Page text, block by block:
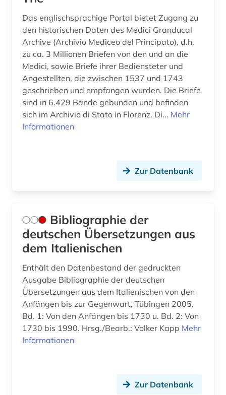
germanistik (1)
geschichte (13)
geschichte &lt;1493-1878&gt; (1)
geschichte 1300-1600 (1)
geschichte 1350-1500 (1)
geschichte 1420-1600 (1)
geschichte 1778-1819 (1)
geschichte 1800- (1)
geschichte 1850-1900 (2)
geschichte 1900- (1)
geschichte 1917-1970 (1)
geschichte 1930 - (1)
geschichte der naturwissenschaften (1)
Osmanisches Reich (1)
Ostasien (2)
Osteuropa (3)
Ostmitteleuropa (1)
Palaestina (1)
Polen (9)
Roemisches Reich (3)
Rumänien (6)
Russland, Sowjetunion (5)
Saarland (1)
Sachsen (1)
San Marino (1)
Schweden (3)
Schweiz (13)
Das englischsprachige Portal bietet Zugang zu
den historischen Daten des Medici Granducal
Archive (Archivio Mediceo del Principato), d.h.
zu ca. 3 Millionen Briefen von den und an die
Medici, sowie Briefe ihrer Bediensteter und
Angestellten, die zwischen 1537 und 1743
geschrieben und empfangen wurden. Die Briefe
sind in 6.429 Bände gebunden und befinden
sich im Archivio di Stato in Florenz. Di... Mehr
Informationen
Zur Datenbank
Bibliographie der
deutschen Übersetzungen aus
dem Italienischen
Enthält den Datenbestand der gedruckten
Ausgabe Bibliographie der deutschen
Übersetzungen aus dem Italienischen von den
Anfängen bis zur Gegenwart, Tübingen 2005,
Bd. 1: Von den Anfängen bis 1730 u. Bd. 2: Von
1730 bis 1990. Hrsg./Bearb.: Volker Kapp Mehr
Informationen
Zur Datenbank